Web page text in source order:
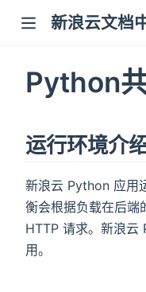
新浪云文档
Python
运行环境介
新浪云 Python 应用
衡会根据负载在后端
HTTP 请求。新浪云
用。